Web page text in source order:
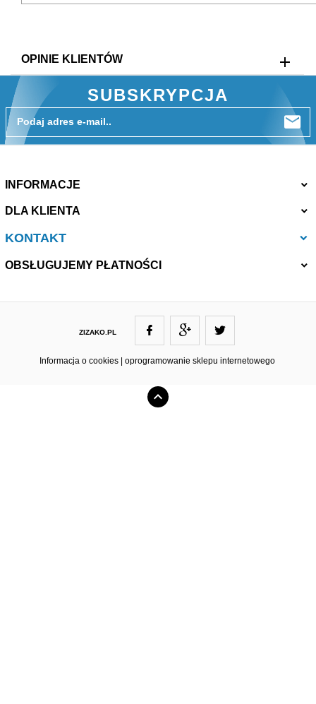
OPINIE KLIENTÓW
SUBSKRYPCJA
Podaj adres e-mail..
INFORMACJE
DLA KLIENTA
KONTAKT
OBSŁUGUJEMY PŁATNOŚCI
ZIZAKO.PL
Informacja o cookies oprogramowanie sklepu internetowego